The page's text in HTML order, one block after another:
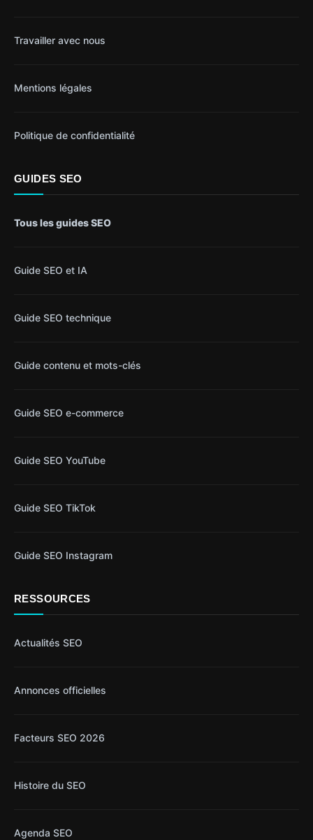
Travailler avec nous
Mentions légales
Politique de confidentialité
GUIDES SEO
Tous les guides SEO
Guide SEO et IA
Guide SEO technique
Guide contenu et mots-clés
Guide SEO e-commerce
Guide SEO YouTube
Guide SEO TikTok
Guide SEO Instagram
RESSOURCES
Actualités SEO
Annonces officielles
Facteurs SEO 2026
Histoire du SEO
Agenda SEO